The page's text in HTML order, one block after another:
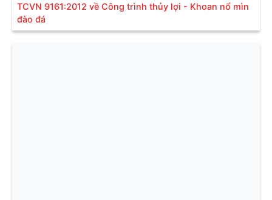
TCVN 9161:2012 về Công trình thủy lợi - Khoan nổ mìn
đào đá